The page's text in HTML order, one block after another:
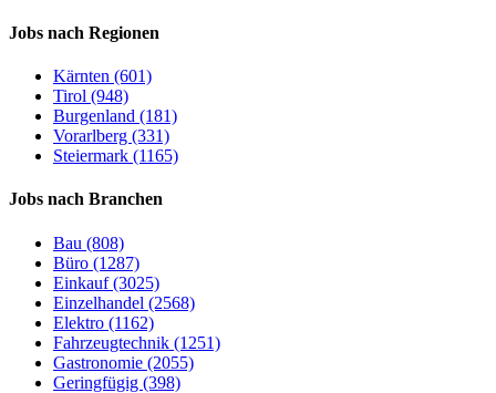
Jobs nach Regionen
Kärnten (601)
Tirol (948)
Burgenland (181)
Vorarlberg (331)
Steiermark (1165)
Jobs nach Branchen
Bau (808)
Büro (1287)
Einkauf (3025)
Einzelhandel (2568)
Elektro (1162)
Fahrzeugtechnik (1251)
Gastronomie (2055)
Geringfügig (398)